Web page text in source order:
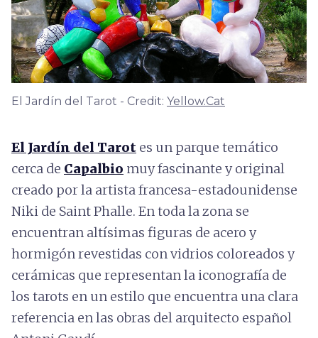
El Jardín del Tarot - Credit: Yellow.Cat
El Jardín del Tarot es un parque temático
cerca de Capalbio muy fascinante y original
creado por la artista francesa-estadounidense
Niki de Saint Phalle. En toda la zona se
encuentran altísimas figuras de acero y
hormigón revestidas con vidrios coloreados y
cerámicas que representan la iconografía de
los tarots en un estilo que encuentra una clara
referencia en las obras del arquitecto español